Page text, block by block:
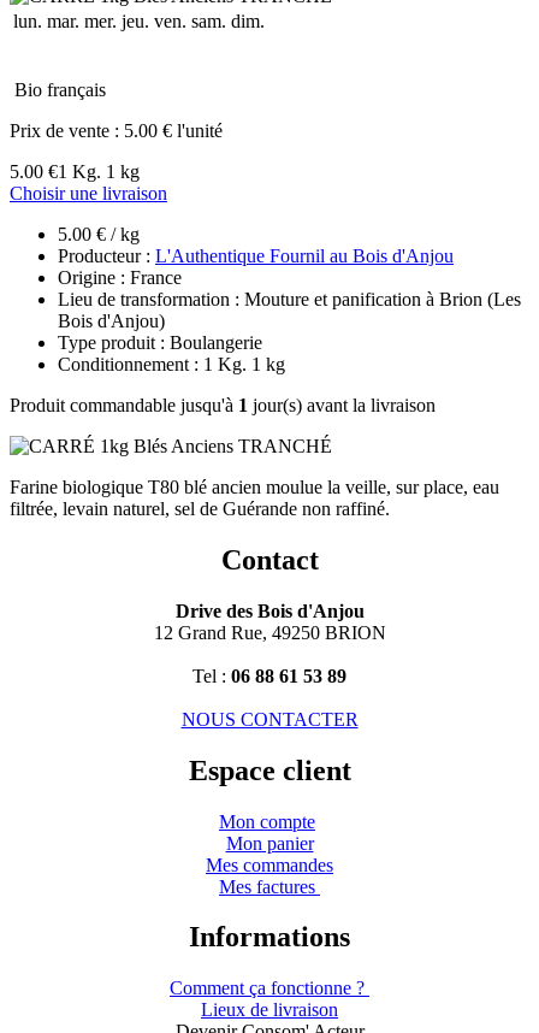
lun. mar. mer. jeu. ven. sam. dim.
Bio français
Prix de vente : 5.00 € l'unité
5.00 €1 Kg. 1 kg
Choisir une livraison
5.00 € / kg
Producteur : L'Authentique Fournil au Bois d'Anjou
Origine : France
Lieu de transformation : Mouture et panification à Brion (Les
Bois d'Anjou)
Type produit : Boulangerie
Conditionnement : 1 Kg. 1 kg
Produit commandable jusqu'à 1 jour(s) avant la livraison
Farine biologique T80 blé ancien moulue la veille, sur place, eau
filtrée, levain naturel, sel de Guérande non raffiné.
Contact
Drive des Bois d'Anjou
12 Grand Rue, 49250 BRION
Tel : 06 88 61 53 89
NOUS CONTACTER
Espace client
Mon compte
Mon panier
Mes commandes
Mes factures
Informations
Comment ça fonctionne ?
Lieux de livraison